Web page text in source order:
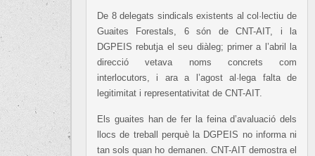
De 8 delegats sindicals existents al col·lectiu de
Guaites Forestals, 6 són de CNT-AIT, i la
DGPEIS rebutja el seu diàleg; primer a l’abril la
direcció vetava noms concrets com
interlocutors, i ara a l’agost al·lega falta de
legitimitat i representativitat de CNT-AIT.
Els guaites han de fer la feina d’avaluació dels
llocs de treball perquè la DGPEIS no informa ni
tan sols quan ho demanen. CNT-AIT demostra el